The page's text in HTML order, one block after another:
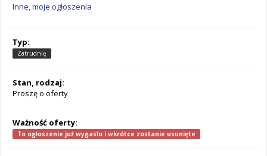
Inne, moje ogłoszenia
Typ:
Zatrudnię
Stan, rodzaj:
Proszę o oferty
Ważność oferty:
To ogłoszenie już wygasło i wkrótce zostanie usunięte